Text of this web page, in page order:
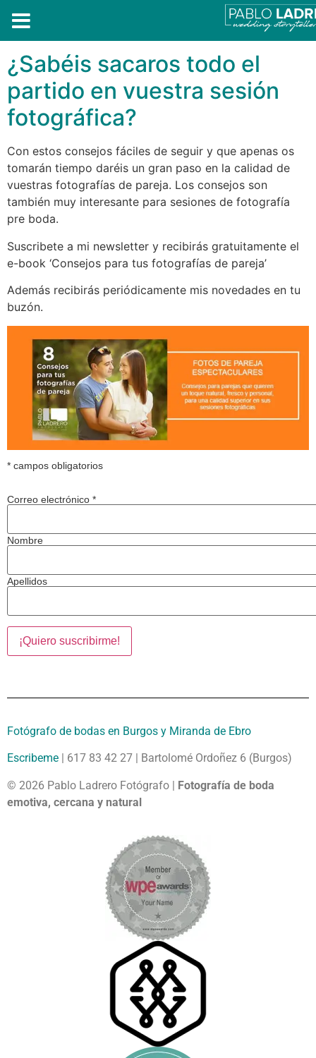
¿Sabéis sacaros todo el
partido en vuestra sesión
fotográfica?
Con estos consejos fáciles de seguir y que apenas os
tomarán tiempo daréis un gran paso en la calidad de
vuestras fotografías de pareja. Los consejos son
también muy interesante para sesiones de fotografía
pre boda.
Suscribete a mi newsletter y recibirás gratuitamente el
e-book ‘Consejos para tus fotografías de pareja’
Además recibirás periódicamente mis novedades en tu
buzón.
* campos obligatorios
Correo electrónico *
Nombre
Apellidos
Fotógrafo de bodas en Burgos y Miranda de Ebro
Escribeme | 617 83 42 27 | Bartolomé Ordoñez 6 (Burgos)
© 2026 Pablo Ladrero Fotógrafo | Fotografía de boda
emotiva, cercana y natural